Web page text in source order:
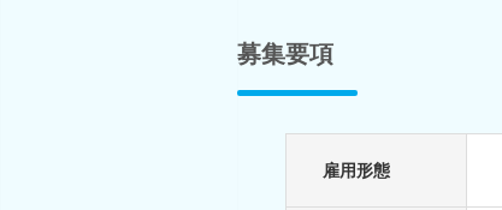
募集要項
雇用形態